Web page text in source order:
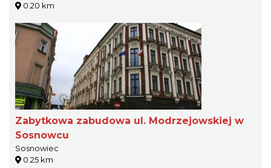
0.20 km
Zabytkowa zabudowa ul. Modrzejowskiej w
Sosnowcu
Sosnowiec
0.25 km